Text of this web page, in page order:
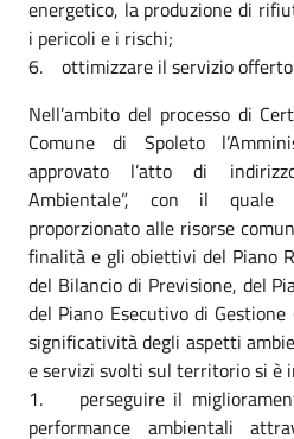
energetico, la produzione di
i pericoli e i rischi;
6. ottimizzare il servizio
Nell’ambito del processo di
Comune di Spoleto
approvato l’atto di
Ambientale”, con il
proporzionato alle risorse
finalità e gli obiettivi del Piano
del Bilancio di Previsione, del
del Piano Esecutivo di
significatività degli aspetti
e servizi svolti sul territorio si è
1. perseguire il
performance ambientali